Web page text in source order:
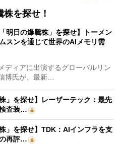
を探せ！
明日の爆騰株」を探せ】トーメン
スンを通じて世界のAIメモリ需
ィアに出演するグローバルリン
博氏が、最新…
」を探せ】レーザーテック：最先
査装…
」を探せ】TDK：AIインフラを支
再評…